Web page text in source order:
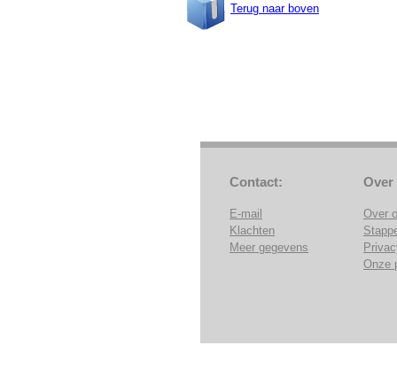
Terug naar boven
Contact:
E-mail
Klachten
Meer gegevens
Over
Over
Onze